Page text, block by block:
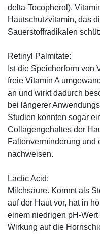
delta-Tocopherol).
Hautschutzvitamin, das
Sauerstoffradikalen
Retinyl Palmitate:
Ist die Speicherform von
freie Vitamin A
an und wirkt dadurch
bei längerer
Studien konnten sogar
Collagengehaltes der
Faltenverminderung und
nachweisen.
Lactic Acid:
Milchsäure. Kommt als
auf der Haut vor, hat in
einem niedrigen pH-
Wirkung auf die